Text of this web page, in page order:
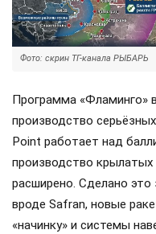
Фото: скрин ТГ-канала РЫБАРЬ
Программа «Фламинго»
производство
Point работает над
производство
расширено. Сделано это
вроде Safran, новые
«начинку» и системы